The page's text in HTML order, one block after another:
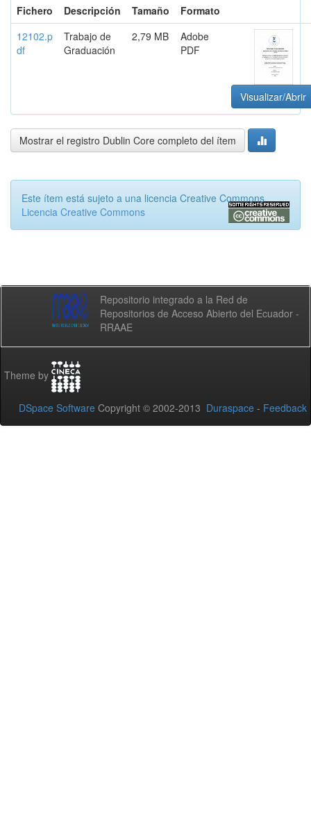
Fichero
Descripción Tamaño
Formato
12102.p
df
Trabajo de
Graduación
2,79 MB
Adobe
PDF
Visualizar/Abrir
Mostrar el registro Dublin Core completo del ítem
Este ítem está sujeto a una licencia Creative Commons
Licencia Creative Commons
Repositorio integrado a la Red de
Repositorios de Acceso Abierto del Ecuador -
RRAAE
Theme by
DSpace Software Copyright © 2002-2013 Duraspace - Feedback